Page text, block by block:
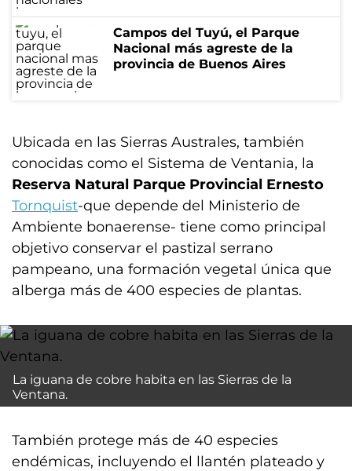
Campos del Tuyú, el Parque
Nacional más agreste de la
provincia de Buenos Aires
Ubicada en las Sierras Australes, también
conocidas como el Sistema de Ventania, la
Reserva Natural Parque Provincial Ernesto
Tornquist-que depende del Ministerio de
Ambiente bonaerense- tiene como principal
objetivo conservar el pastizal serrano
pampeano, una formación vegetal única que
alberga más de 400 especies de plantas.
La iguana de cobre habita en las Sierras de la
Ventana.
También protege más de 40 especies
endémicas, incluyendo el llantén plateado y